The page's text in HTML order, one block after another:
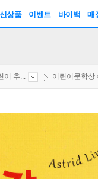
신상품 이벤트 바이백 매
이 추... 어린이문학상